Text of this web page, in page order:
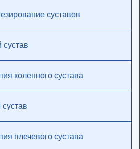
суставов
коленного сустава
плечевого сустава